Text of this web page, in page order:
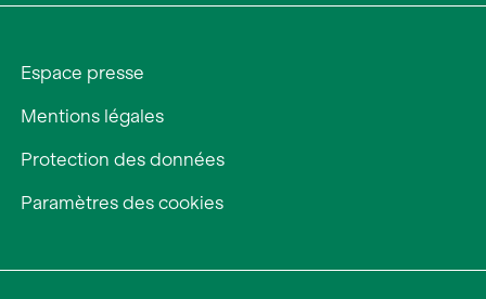
Espace presse
Mentions légales
Protection des données
Paramètres des cookies